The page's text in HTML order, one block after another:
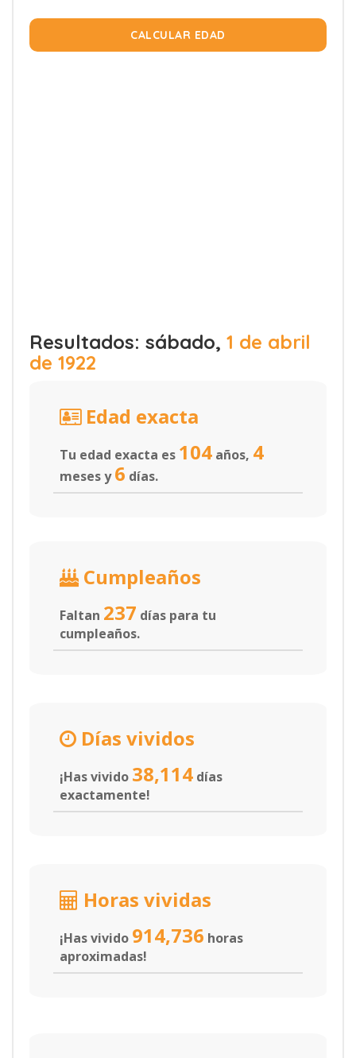
CALCULAR EDAD
Resultados: sábado, 1 de abril
de 1922
Edad exacta
Tu edad exacta es 104 años, 4
meses y6 días.
Cumpleaños
Faltan 237 días para tu
cumpleaños.
Días vividos
¡Has vivido 38,114 días
exactamente!
Horas vividas
¡Has vivido 914,736 horas
aproximadas!